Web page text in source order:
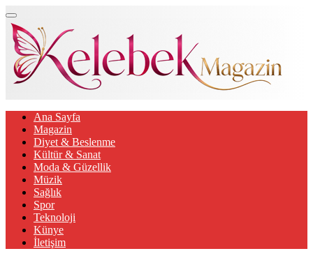
Ana Sayfa
Magazin
Diyet & Beslenme
Kültür & Sanat
Moda & Güzellik
Müzik
Sağlık
Spor
Teknoloji
Künye
İletişim